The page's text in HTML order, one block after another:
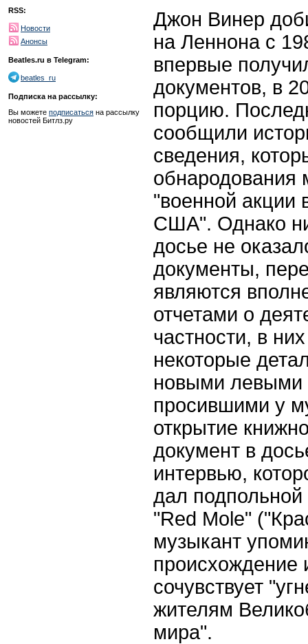
RSS:
Новости
Анонсы
Beatles.ru в Telegram:
beatles_ru
Подписка на рассылку:
Вы можете подписаться на рассылку
новостей Битлз.ру
Джон Винер
на Леннона с
впервые
документов, в
порцию.
сообщили
сведения,
обнародования
"военной акции
США". Однако
досье не
документы,
являются
отчетами о
частности, в
некоторые
новыми левыми
просившими у
открытие
документ в
интервью,
дал подпольной
"Red Mole"
музыкант
происхождение
сочувствует
жителям
мира".